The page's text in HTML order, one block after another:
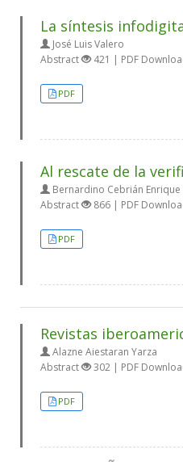
La síntesis
José Luis Valero
Abstract
421 | PDF
PDF
Al rescate de la
Bernardino Cebrián Enrique
Abstract
866 | PDF
PDF
Revistas
Alazne Aiestaran Yarza
Abstract
302 | PDF
PDF